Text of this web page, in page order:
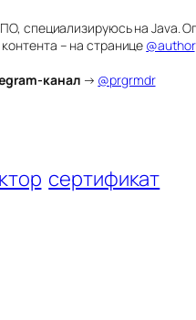
специализируюсь на Java.
– на странице @author
канал→ @prgrmdr
сертификат